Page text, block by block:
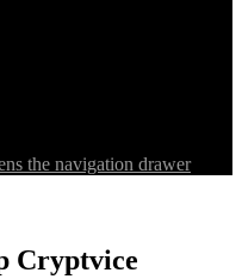
Cryptvice